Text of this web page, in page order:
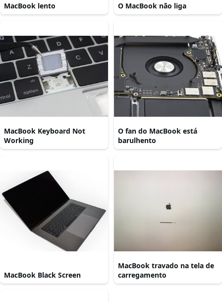
MacBook lento O MacBook não liga
MacBook Keyboard Not
Working
O fan do MacBook está
barulhento
MacBook Black Screen
MacBook travado na tela de
carregamento